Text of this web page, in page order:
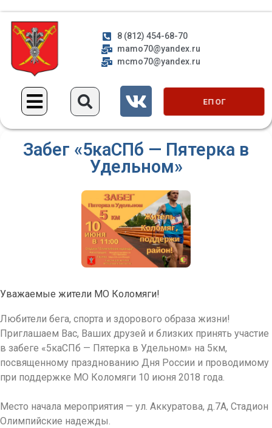
8 (812) 454-68-70
mamo70@yandex.ru
mcmo70@yandex.ru
ЕП ОГ
Забег «5каСПб — Пятерка в
Удельном»
Уважаемые жители МО Коломяги!
Любители бега, спорта и здорового образа жизни!
Приглашаем Вас, Ваших друзей и близких принять участие
в забеге «5каСПб — Пятерка в Удельном» на 5км,
посвященному празднованию Дня России и проводимому
при поддержке МО Коломяги 10 июня 2018 года.
Место начала мероприятия — ул. Аккуратова, д.7А, Стадион
Олимпийские надежды.